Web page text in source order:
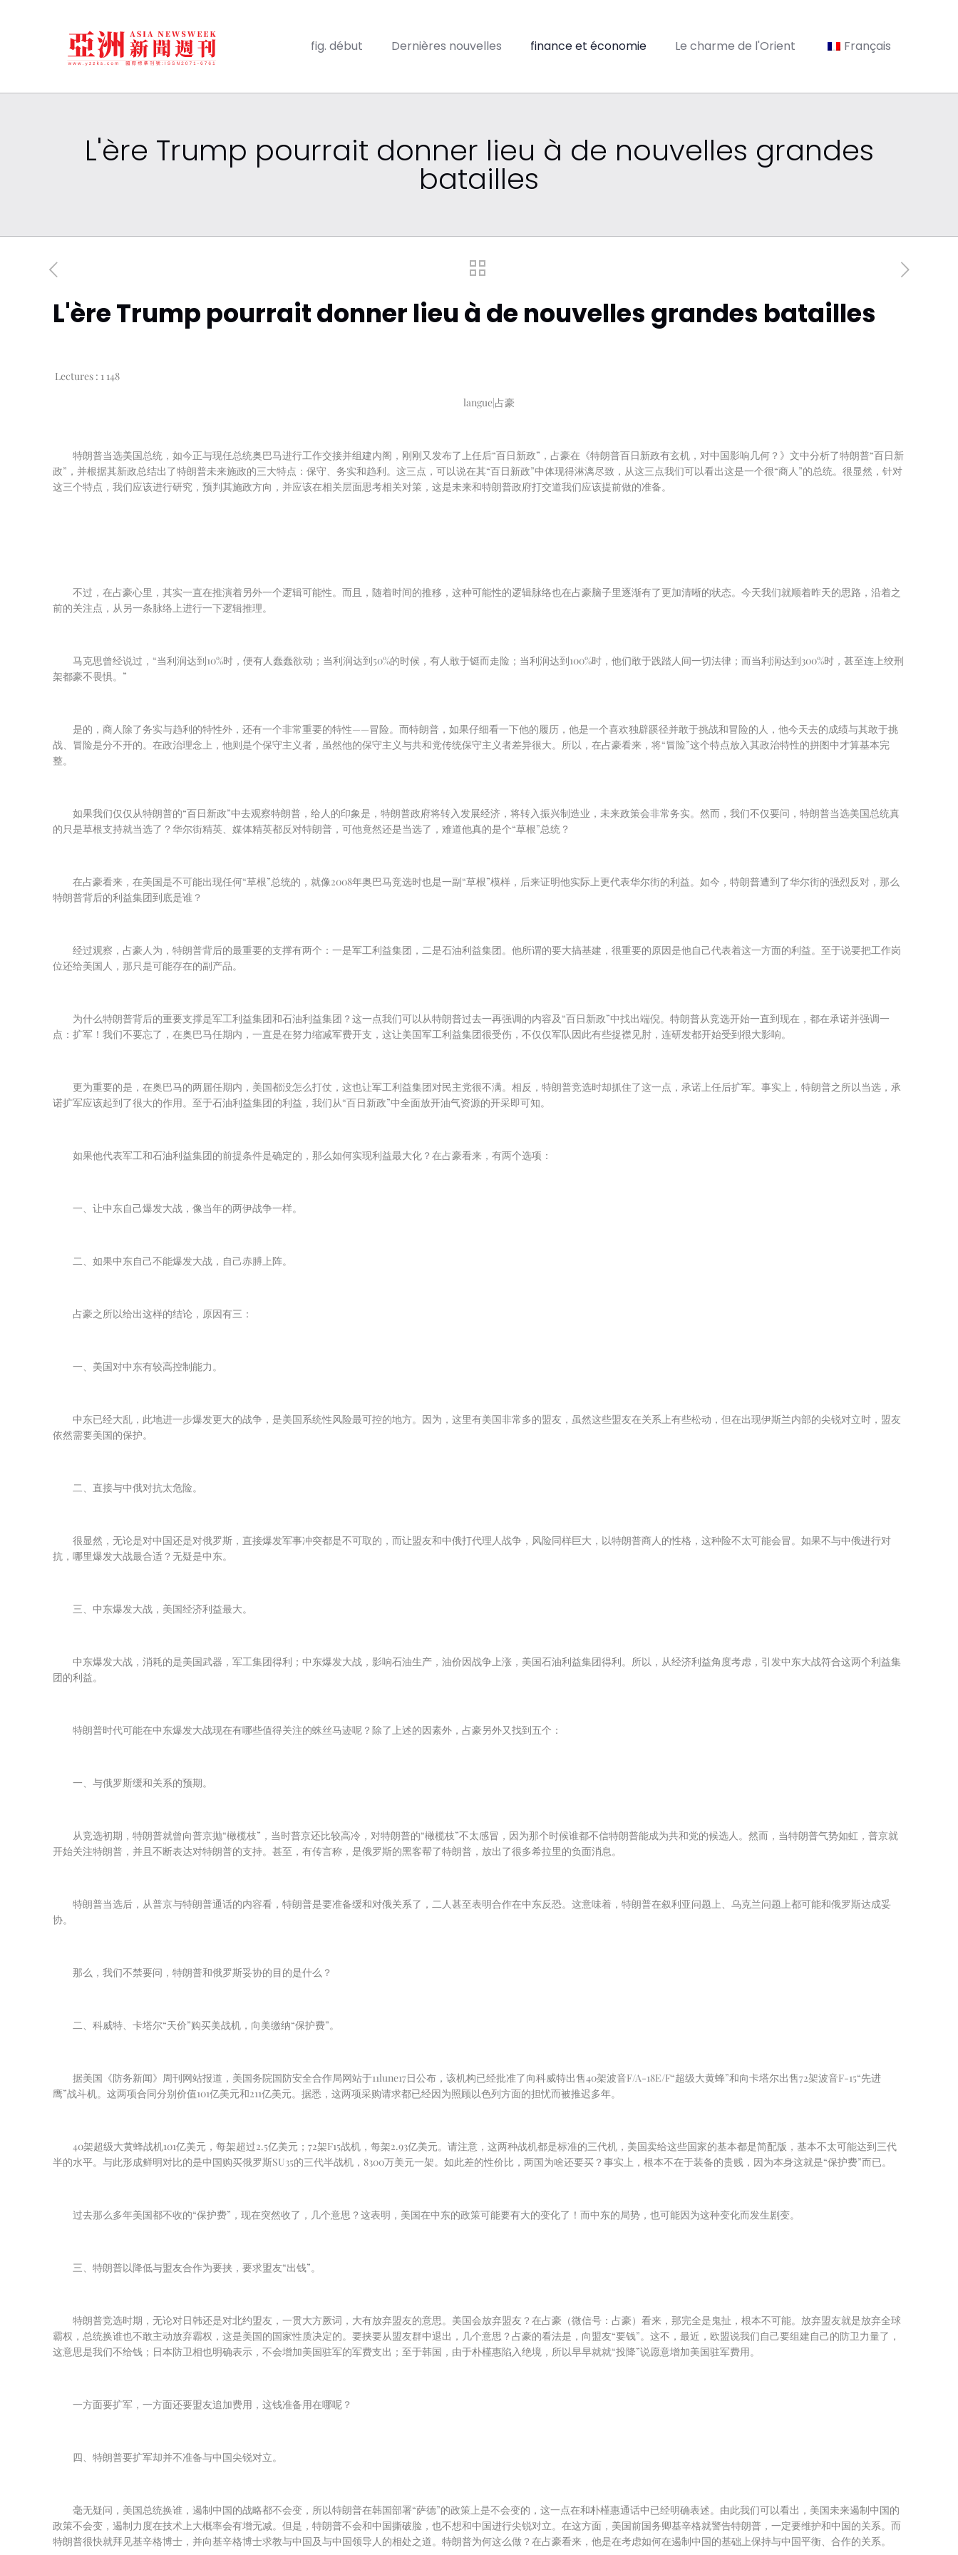
fig. début Dernières nouvelles finance et économie Le charme de l'Orient Français
L'ère Trump pourrait donner lieu à de nouvelles grandes
batailles
L'ère Trump pourrait donner lieu à de nouvelles grandes batailles
Lectures : 1 148
langue|占豪
特朗普当选美国总统，如今正与现任总统奥巴马进行工作交接并组建内阁，刚刚又发布了上任后“百日新政”，占豪在《特朗普百日新政有玄机，对中国影响几何？》文中分析了特朗普“百日新
政”，并根据其新政总结出了特朗普未来施政的三大特点：保守、务实和趋利。这三点，可以说在其“百日新政”中体现得淋漓尽致，从这三点我们可以看出这是一个很“商人”的总统。很显然，针对
这三个特点，我们应该进行研究，预判其施政方向，并应该在相关层面思考相关对策，这是未来和特朗普政府打交道我们应该提前做的准备。
不过，在占豪心里，其实一直在推演着另外一个逻辑可能性。而且，随着时间的推移，这种可能性的逻辑脉络也在占豪脑子里逐渐有了更加清晰的状态。今天我们就顺着昨天的思路，沿着之
前的关注点，从另一条脉络上进行一下逻辑推理。
马克思曾经说过，“当利润达到10%时，便有人蠢蠢欲动；当利润达到50%的时候，有人敢于铤而走险；当利润达到100%时，他们敢于践踏人间一切法律；而当利润达到300%时，甚至连上绞刑
架都豪不畏惧。”
是的，商人除了务实与趋利的特性外，还有一个非常重要的特性——冒险。而特朗普，如果仔细看一下他的履历，他是一个喜欢独辟蹊径并敢于挑战和冒险的人，他今天去的成绩与其敢于挑
战、冒险是分不开的。在政治理念上，他则是个保守主义者，虽然他的保守主义与共和党传统保守主义者差异很大。所以，在占豪看来，将“冒险”这个特点放入其政治特性的拼图中才算基本完
整。
如果我们仅仅从特朗普的“百日新政”中去观察特朗普，给人的印象是，特朗普政府将转入发展经济，将转入振兴制造业，未来政策会非常务实。然而，我们不仅要问，特朗普当选美国总统真
的只是草根支持就当选了？华尔街精英、媒体精英都反对特朗普，可他竟然还是当选了，难道他真的是个“草根”总统？
在占豪看来，在美国是不可能出现任何“草根”总统的，就像2008年奥巴马竞选时也是一副“草根”模样，后来证明他实际上更代表华尔街的利益。如今，特朗普遭到了华尔街的强烈反对，那么
特朗普背后的利益集团到底是谁？
经过观察，占豪人为，特朗普背后的最重要的支撑有两个：一是军工利益集团，二是石油利益集团。他所谓的要大搞基建，很重要的原因是他自己代表着这一方面的利益。至于说要把工作岗
位还给美国人，那只是可能存在的副产品。
为什么特朗普背后的重要支撑是军工利益集团和石油利益集团？这一点我们可以从特朗普过去一再强调的内容及“百日新政”中找出端倪。特朗普从竞选开始一直到现在，都在承诺并强调一
点：扩军！我们不要忘了，在奥巴马任期内，一直是在努力缩减军费开支，这让美国军工利益集团很受伤，不仅仅军队因此有些捉襟见肘，连研发都开始受到很大影响。
更为重要的是，在奥巴马的两届任期内，美国都没怎么打仗，这也让军工利益集团对民主党很不满。相反，特朗普竞选时却抓住了这一点，承诺上任后扩军。事实上，特朗普之所以当选，承
诺扩军应该起到了很大的作用。至于石油利益集团的利益，我们从“百日新政”中全面放开油气资源的开采即可知。
如果他代表军工和石油利益集团的前提条件是确定的，那么如何实现利益最大化？在占豪看来，有两个选项：
一、让中东自己爆发大战，像当年的两伊战争一样。
二、如果中东自己不能爆发大战，自己赤膊上阵。
占豪之所以给出这样的结论，原因有三：
一、美国对中东有较高控制能力。
中东已经大乱，此地进一步爆发更大的战争，是美国系统性风险最可控的地方。因为，这里有美国非常多的盟友，虽然这些盟友在关系上有些松动，但在出现伊斯兰内部的尖锐对立时，盟友
依然需要美国的保护。
二、直接与中俄对抗太危险。
很显然，无论是对中国还是对俄罗斯，直接爆发军事冲突都是不可取的，而让盟友和中俄打代理人战争，风险同样巨大，以特朗普商人的性格，这种险不太可能会冒。如果不与中俄进行对
抗，哪里爆发大战最合适？无疑是中东。
三、中东爆发大战，美国经济利益最大。
中东爆发大战，消耗的是美国武器，军工集团得利；中东爆发大战，影响石油生产，油价因战争上涨，美国石油利益集团得利。所以，从经济利益角度考虑，引发中东大战符合这两个利益集
团的利益。
特朗普时代可能在中东爆发大战现在有哪些值得关注的蛛丝马迹呢？除了上述的因素外，占豪另外又找到五个：
一、与俄罗斯缓和关系的预期。
从竞选初期，特朗普就曾向普京抛“橄榄枝”，当时普京还比较高冷，对特朗普的“橄榄枝”不太感冒，因为那个时候谁都不信特朗普能成为共和党的候选人。然而，当特朗普气势如虹，普京就
开始关注特朗普，并且不断表达对特朗普的支持。甚至，有传言称，是俄罗斯的黑客帮了特朗普，放出了很多希拉里的负面消息。
特朗普当选后，从普京与特朗普通话的内容看，特朗普是要准备缓和对俄关系了，二人甚至表明合作在中东反恐。这意味着，特朗普在叙利亚问题上、乌克兰问题上都可能和俄罗斯达成妥
协。
那么，我们不禁要问，特朗普和俄罗斯妥协的目的是什么？
二、科威特、卡塔尔“天价”购买美战机，向美缴纳“保护费”。
据美国《防务新闻》周刊网站报道，美国务院国防安全合作局网站于11lune17日公布，该机构已经批准了向科威特出售40架波音F/A-18E/F“超级大黄蜂”和向卡塔尔出售72架波音F-15“先进
鹰”战斗机。这两项合同分别价值101亿美元和211亿美元。据悉，这两项采购请求都已经因为照顾以色列方面的担忧而被推迟多年。
40架超级大黄蜂战机101亿美元，每架超过2.5亿美元；72架F15战机，每架2.93亿美元。请注意，这两种战机都是标准的三代机，美国卖给这些国家的基本都是简配版，基本不太可能达到三代
半的水平。与此形成鲜明对比的是中国购买俄罗斯SU35的三代半战机，8300万美元一架。如此差的性价比，两国为啥还要买？事实上，根本不在于装备的贵贱，因为本身这就是“保护费”而已。
过去那么多年美国都不收的“保护费”，现在突然收了，几个意思？这表明，美国在中东的政策可能要有大的变化了！而中东的局势，也可能因为这种变化而发生剧变。
三、特朗普以降低与盟友合作为要挟，要求盟友“出钱”。
特朗普竞选时期，无论对日韩还是对北约盟友，一贯大方厥词，大有放弃盟友的意思。美国会放弃盟友？在占豪（微信号：占豪）看来，那完全是鬼扯，根本不可能。放弃盟友就是放弃全球
霸权，总统换谁也不敢主动放弃霸权，这是美国的国家性质决定的。要挟要从盟友群中退出，几个意思？占豪的看法是，向盟友“要钱”。这不，最近，欧盟说我们自己要组建自己的防卫力量了，
这意思是我们不给钱；日本防卫相也明确表示，不会增加美国驻军的军费支出；至于韩国，由于朴槿惠陷入绝境，所以早早就就“投降”说愿意增加美国驻军费用。
一方面要扩军，一方面还要盟友追加费用，这钱准备用在哪呢？
四、特朗普要扩军却并不准备与中国尖锐对立。
毫无疑问，美国总统换谁，遏制中国的战略都不会变，所以特朗普在韩国部署“萨德”的政策上是不会变的，这一点在和朴槿惠通话中已经明确表述。由此我们可以看出，美国未来遏制中国的
政策不会变，遏制力度在技术上大概率会有增无减。但是，特朗普不会和中国撕破脸，也不想和中国进行尖锐对立。在这方面，美国前国务卿基辛格就警告特朗普，一定要维护和中国的关系。而
特朗普很快就拜见基辛格博士，并向基辛格博士求教与中国及与中国领导人的相处之道。特朗普为何这么做？在占豪看来，他是在考虑如何在遏制中国的基础上保持与中国平衡、合作的关系。